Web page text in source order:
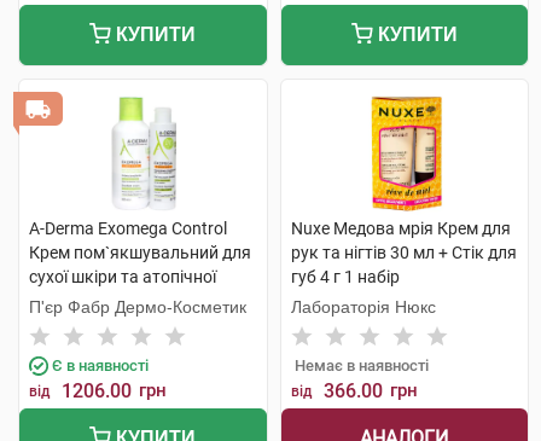
КУПИТИ КУПИТИ
A-Derma Exomega Control
Крем пом`якшувальний для
сухої шкіри та атопічної
шкіри 400 мл + Гель-емолент
200 мл 1 набір
П'єр Фабр Дермо-Косметик
Є в наявності
від 1206.00 грн
Nuxe Медова мрія Крем для
рук та нігтів 30 мл + Стік для
губ 4 г 1 набір
Лабораторія Нюкс
Немає в наявності
від 366.00 грн